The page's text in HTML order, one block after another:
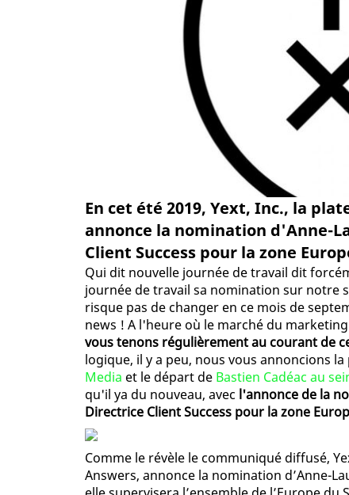
En cet été 2019, Yext, Inc., la
annonce la nomination d'Anne-
Client Success pour la zone
Qui dit nouvelle journée de travail dit
journée de travail sa nomination sur notre
risque pas de changer en ce mois de
news ! A l'heure où le marché du
vous tenons régulièrement au courant de
logique, il y a peu, nous vous annoncions
Media et le départ de Bastien Cadéac au
qu'il ya du nouveau, avec l'annonce de la
Directrice Client Success pour la zone
Comme le révèle le communiqué diffusé,
Answers, annonce la nomination d’Anne-